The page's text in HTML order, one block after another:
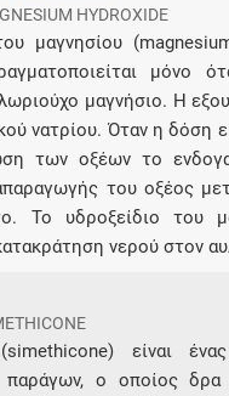
HYDROXIDE
μαγνησίου
μόνο
μαγνήσιο. Η
νατρίου. Όταν η δόση
των οξέων το
του οξέος
Το υδροξείδιο του
νερού στον
είναι
παράγων, ο οποίος